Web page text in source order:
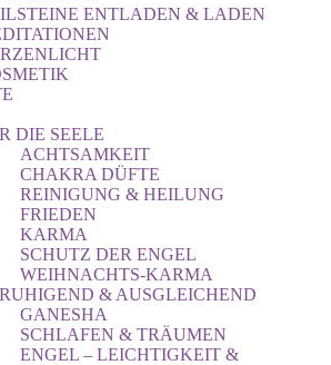
ENTLADEN & LADEN
DIE SEELE
ACHTSAMKEIT
CHAKRA DÜFTE
REINIGUNG & HEILUNG
FRIEDEN
KARMA
SCHUTZ DER ENGEL
WEIHNACHTS-KARMA
& AUSGLEICHEND
GANESHA
SCHLAFEN & TRÄUMEN
ENGEL – LEICHTIGKEIT &